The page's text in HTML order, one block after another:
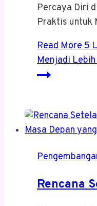
Percaya Diri
Praktis untuk
Read More5
Menjadi
Rencana